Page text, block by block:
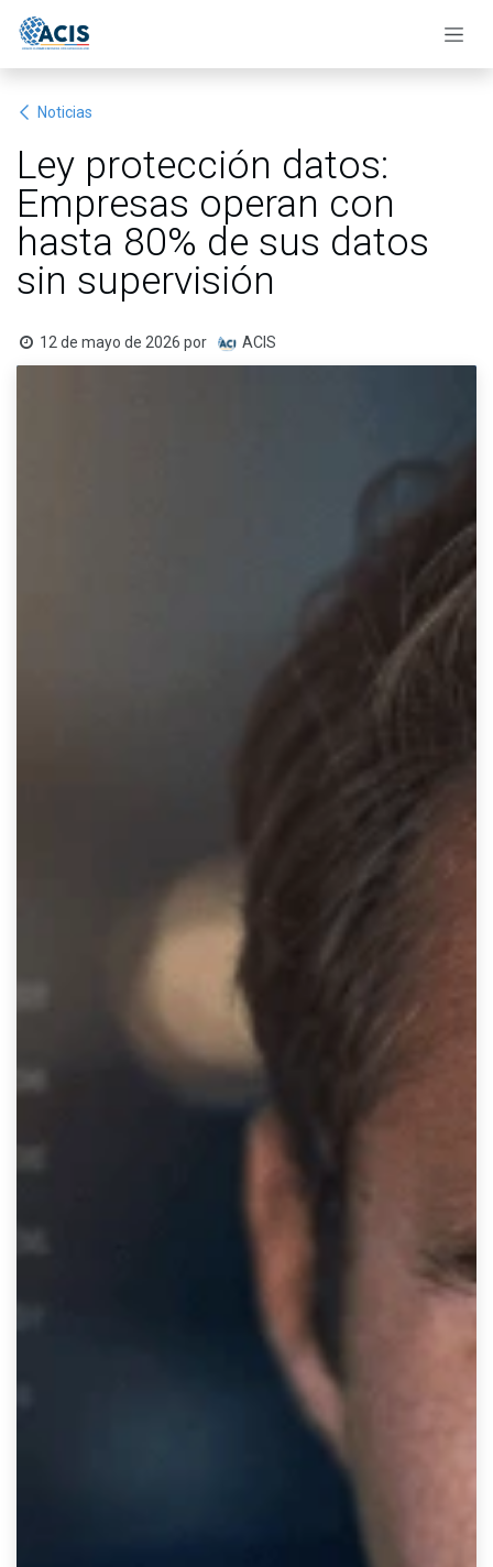
Noticias
Ley protección datos:
Empresas operan con
hasta 80% de sus datos
sin supervisión
12 de mayo de 2026 por ACIS